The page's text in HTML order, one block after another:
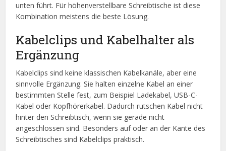
unten führt. Für höhenverstellbare Schreibtische ist diese
Kombination meistens die beste Lösung.
Kabelclips und Kabelhalter als
Ergänzung
Kabelclips sind keine klassischen Kabelkanäle, aber eine
sinnvolle Ergänzung. Sie halten einzelne Kabel an einer
bestimmten Stelle fest, zum Beispiel Ladekabel, USB-C-
Kabel oder Kopfhörerkabel. Dadurch rutschen Kabel nicht
hinter den Schreibtisch, wenn sie gerade nicht
angeschlossen sind. Besonders auf oder an der Kante des
Schreibtisches sind Kabelclips praktisch.